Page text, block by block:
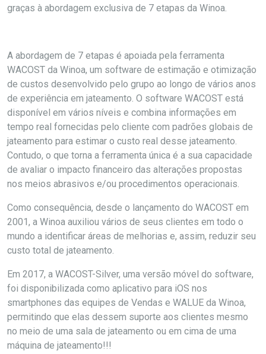
graças à abordagem exclusiva de 7 etapas da Winoa.
A abordagem de 7 etapas é apoiada pela ferramenta
WACOST da Winoa, um software de estimação e otimização
de custos desenvolvido pelo grupo ao longo de vários anos
de experiência em jateamento. O software WACOST está
disponível em vários níveis e combina informações em
tempo real fornecidas pelo cliente com padrões globais de
jateamento para estimar o custo real desse jateamento.
Contudo, o que torna a ferramenta única é a sua capacidade
de avaliar o impacto financeiro das alterações propostas
nos meios abrasivos e/ou procedimentos operacionais.
Como consequência, desde o lançamento do WACOST em
2001, a Winoa auxiliou vários de seus clientes em todo o
mundo a identificar áreas de melhorias e, assim, reduzir seu
custo total de jateamento.
Em 2017, a WACOST-Silver, uma versão móvel do software,
foi disponibilizada como aplicativo para iOS nos
smartphones das equipes de Vendas e WALUE da Winoa,
permitindo que elas dessem suporte aos clientes mesmo
no meio de uma sala de jateamento ou em cima de uma
máquina de jateamento!!!